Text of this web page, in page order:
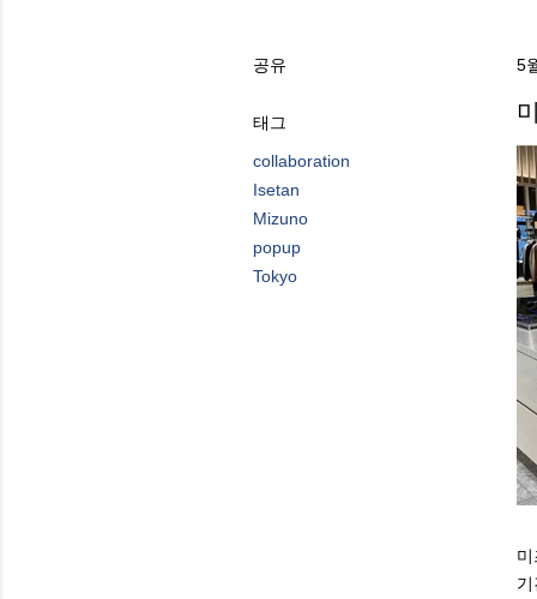
공유
태그
collaboration
Isetan
Mizuno
popup
Tokyo
5